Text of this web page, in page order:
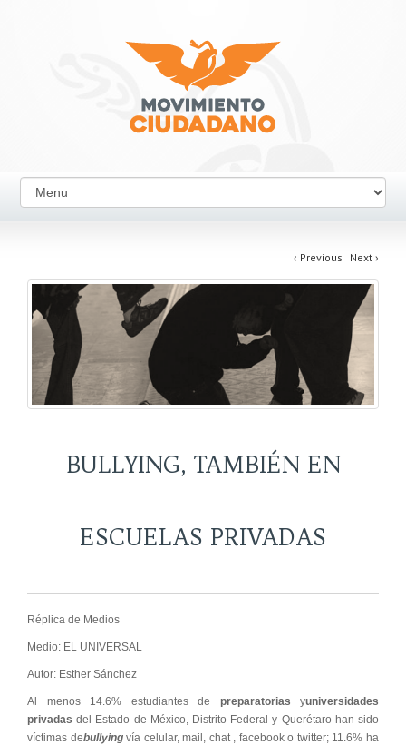
‹ Previous Next ›
BULLYING, TAMBIÉN EN
ESCUELAS PRIVADAS
Réplica de Medios
Medio: EL UNIVERSAL
Autor: Esther Sánchez
Al menos 14.6% estudiantes de preparatorias yuniversidades
privadas del Estado de México, Distrito Federal y Querétaro han sido
víctimas debullyingvía celular, mail, chat , facebook o twitter; 11.6% ha